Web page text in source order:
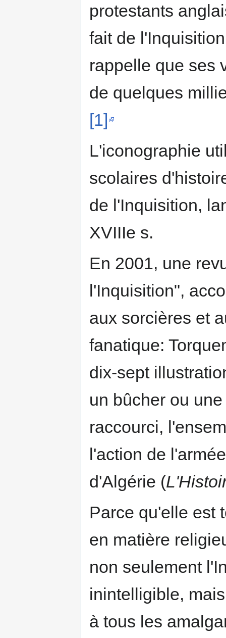
protestants
fait de
rappelle que ses
de quelques
[1]
L'iconographie
scolaires
de l'Inquisition,
XVIIIe s.
En 2001, une
l'Inquisition",
aux sorcières et
fanatique:
dix-sept
un bûcher ou
raccourci,
l'action de
d'Algérie (
Parce qu'elle est
en matière
non seulement
inintelligible,
à tous les